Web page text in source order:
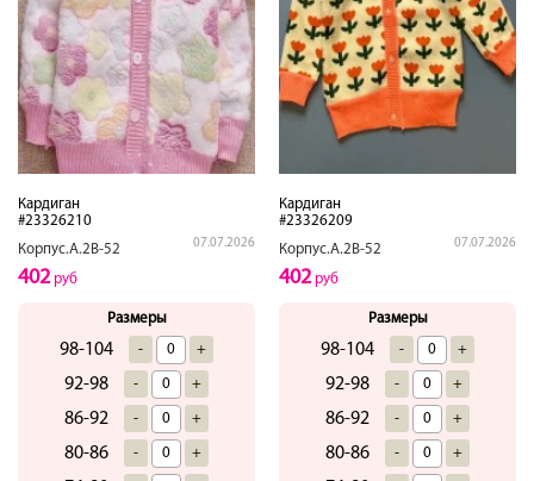
Кардиган
#23326210
Корпус.А.2В-52
07.07.2026
402руб
Размеры
98-104 - +
92-98 - +
86-92 - +
80-86 - +
Кардиган
#23326209
Корпус.А.2В-52
07.07.2026
402руб
Размеры
98-104 - +
92-98 - +
86-92 - +
80-86 - +